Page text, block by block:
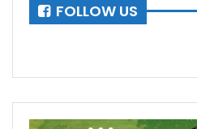
FOLLOW US